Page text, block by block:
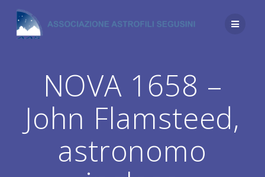
contenuto
NOVA 1658 –
John Flamsteed,
astronomo